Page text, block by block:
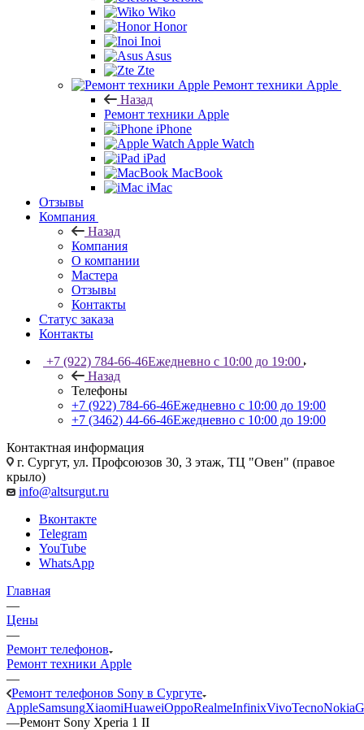
Wiko
Honor
Inoi
Asus
Zte
Ремонт техники Apple
Назад
Ремонт техники Apple
iPhone
Apple Watch
iPad
MacBook
iMac
Отзывы
Компания
Назад
Компания
О компании
Мастера
Отзывы
Контакты
Статус заказа
Контакты
+7 (922) 784-66-46Ежедневно с 10:00 до 19:00
Назад
Телефоны
+7 (922) 784-66-46Ежедневно с 10:00 до 19:00
+7 (3462) 44-66-46Ежедневно с 10:00 до 19:00
Контактная информация
г. Сургут, ул. Профсоюзов 30, 3 этаж, ТЦ "Овен" (правое
крыло)
info@altsurgut.ru
Вконтакте
Telegram
YouTube
WhatsApp
Главная
—
Цены
—
Ремонт телефонов
Ремонт техники Apple
—
Ремонт телефонов Sony в Сургуте
AppleSamsungXiaomiHuaweiOppoRealmeInfinixVivoTecnoNokia
—Ремонт Sony Xperia 1 II